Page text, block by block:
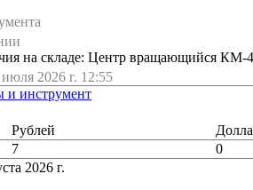
на складе: Центр вращающийся КМ-
июля 2026 г. 12:55
и инструмент
Рублей
7
0
2026 г.